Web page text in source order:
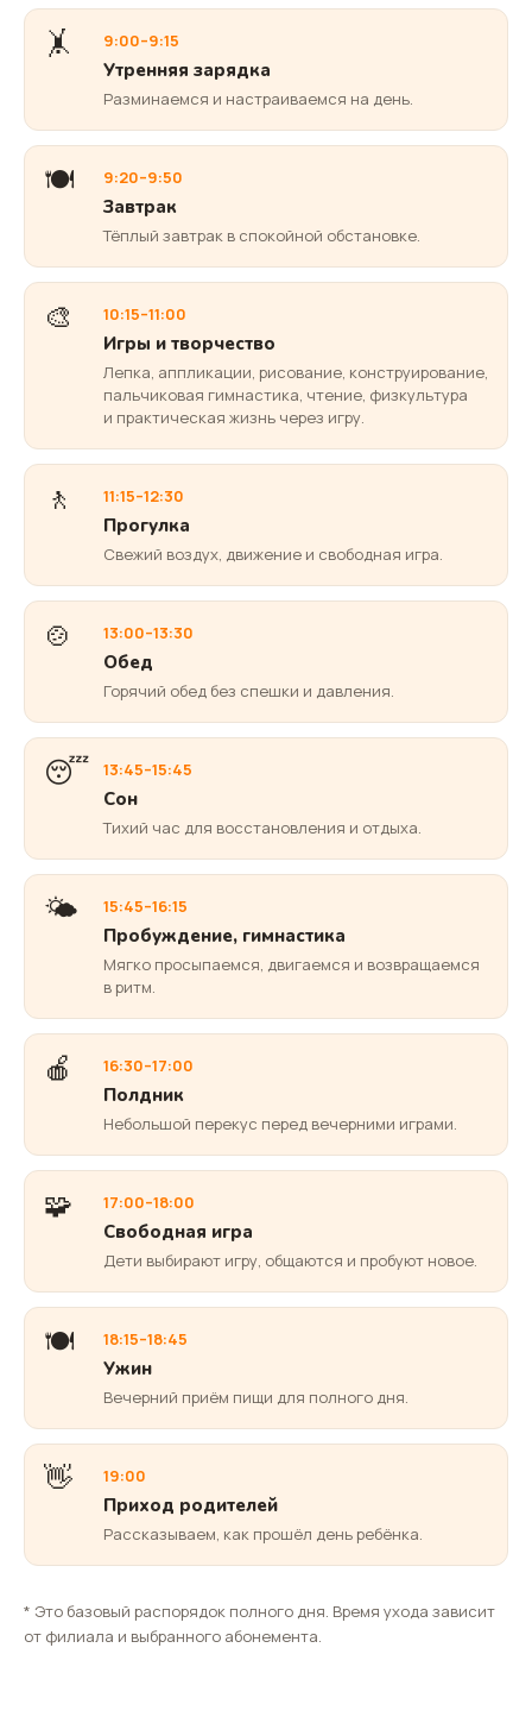
🤸 9:00–9:15
Утренняя зарядка
Разминаемся и настраиваемся на день.
🍽️ 9:20–9:50
Завтрак
Тёплый завтрак в спокойной обстановке.
🎨 10:15–11:00
Игры и творчество
Лепка, аппликации, рисование, конструирование,
пальчиковая гимнастика, чтение, физкультура
и практическая жизнь через игру.
🚶 11:15–12:30
Прогулка
Свежий воздух, движение и свободная игра.
🍲 13:00–13:30
Обед
Горячий обед без спешки и давления.
😴 13:45–15:45
Сон
Тихий час для восстановления и отдыха.
🌤️ 15:45–16:15
Пробуждение, гимнастика
Мягко просыпаемся, двигаемся и возвращаемся
в ритм.
🍎 16:30–17:00
Полдник
Небольшой перекус перед вечерними играми.
🧩 17:00–18:00
Свободная игра
Дети выбирают игру, общаются и пробуют новое.
🍽️ 18:15–18:45
Ужин
Вечерний приём пищи для полного дня.
👋 19:00
Приход родителей
Рассказываем, как прошёл день ребёнка.
* Это базовый распорядок полного дня. Время ухода зависит
от филиала и выбранного абонемента.